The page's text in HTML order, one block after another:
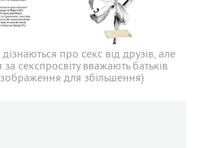
про секс від друзів, але
секспросвіту вважають батьків
зображення для збільшення)